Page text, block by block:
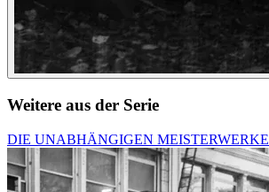
Weitere aus der Serie
DIE UNABHÄNGIGEN MEISTERWERKE